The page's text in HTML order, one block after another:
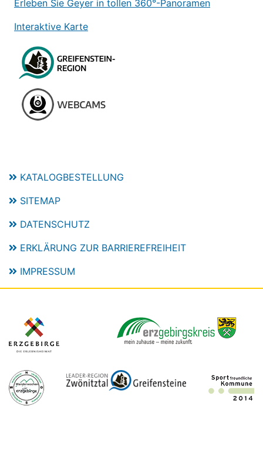
Erleben Sie Geyer in tollen 360°-Panoramen
Interaktive Karte
KATALOGBESTELLUNG
SITEMAP
DATENSCHUTZ
ERKLÄRUNG ZUR BARRIEREFREIHEIT
IMPRESSUM